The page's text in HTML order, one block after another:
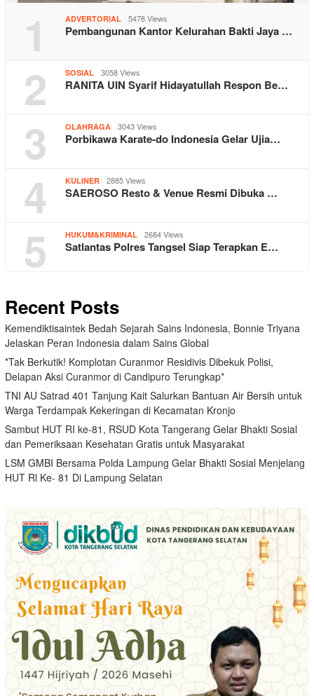
1 ADVERTORIAL 5478 Views
Pembangunan Kantor Kelurahan Bakti Jaya …
2 SOSIAL 3058 Views
RANITA UIN Syarif Hidayatullah Respon Be…
3 OLAHRAGA 3043 Views
Porbikawa Karate-do Indonesia Gelar Ujia…
4 KULINER 2885 Views
SAEROSO Resto & Venue Resmi Dibuka …
5 HUKUM&KRIMINAL 2684 Views
Satlantas Polres Tangsel Siap Terapkan E…
Recent Posts
Kemendiktisaintek Bedah Sejarah Sains Indonesia, Bonnie Triyana
Jelaskan Peran Indonesia dalam Sains Global
*Tak Berkutik! Komplotan Curanmor Residivis Dibekuk Polisi,
Delapan Aksi Curanmor di Candipuro Terungkap*
TNI AU Satrad 401 Tanjung Kait Salurkan Bantuan Air Bersih untuk
Warga Terdampak Kekeringan di Kecamatan Kronjo
Sambut HUT RI ke-81, RSUD Kota Tangerang Gelar Bhakti Sosial
dan Pemeriksaan Kesehatan Gratis untuk Masyarakat
LSM GMBI Bersama Polda Lampung Gelar Bhakti Sosial Menjelang
HUT Rl Ke- 81 Di Lampung Selatan